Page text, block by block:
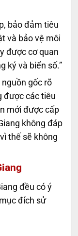
bảo đảm tiêu
và bảo vệ môi
được cơ quan
ký và biển số.”
gốc rõ
được các tiêu
mới được cấp
không đáp
thế sẽ không
đều có ý
đích sử